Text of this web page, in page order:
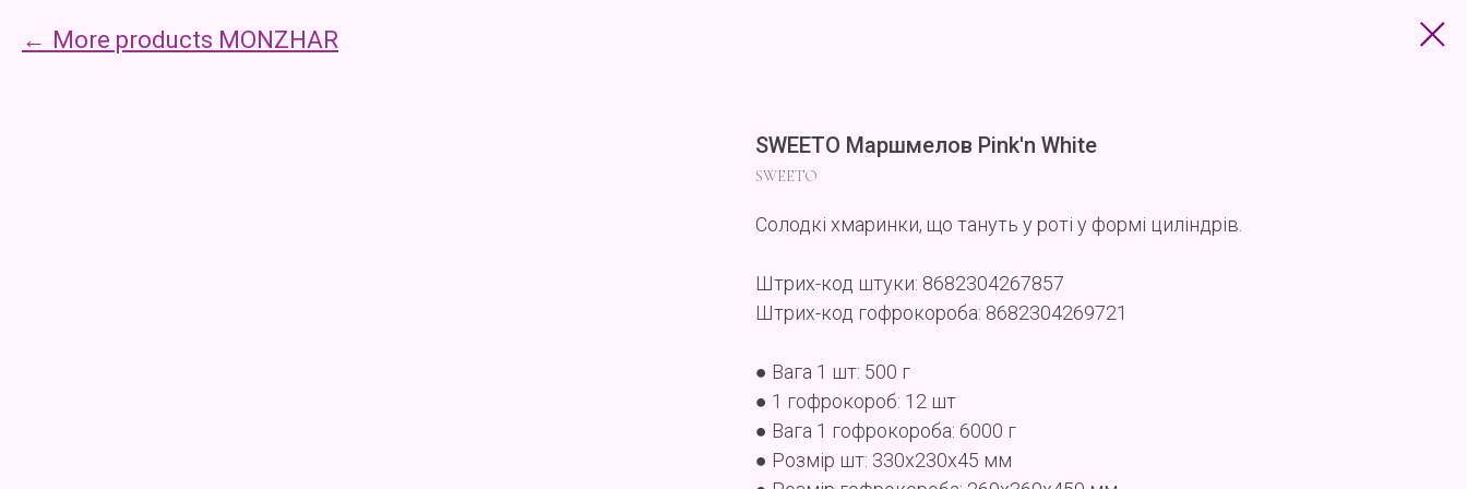
More products MONZHAR
SWEETO Маршмелов Pink'n White
SWEETO
Солодкі хмаринки, що тануть у роті у формі циліндрів.
Штрих-код штуки: 8682304267857
Штрих-код гофрокороба: 8682304269721
● Вага 1 шт: 500 г
● 1 гофрокороб: 12 шт
● Вага 1 гофрокороба: 6000 г
● Розмір шт: 330x230x45 мм